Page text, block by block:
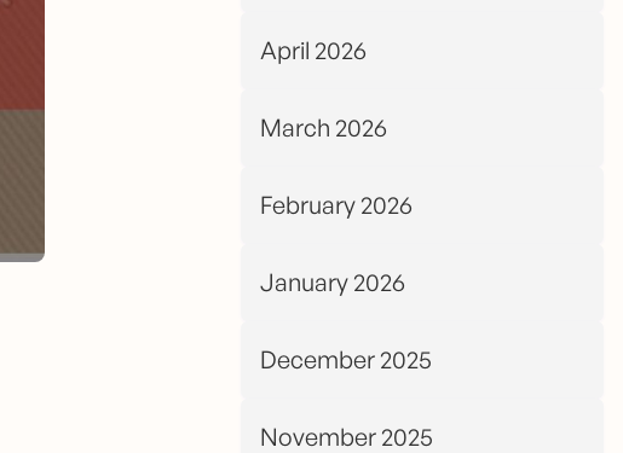
April 2026
March 2026
February 2026
January 2026
December 2025
November 2025